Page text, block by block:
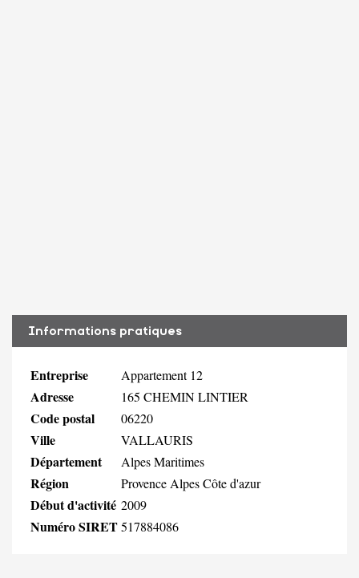
Informations pratiques
Entreprise Appartement 12
Adresse 165 CHEMIN LINTIER
Code postal 06220
Ville VALLAURIS
Département Alpes Maritimes
Région Provence Alpes Côte d'azur
Début d'activité 2009
Numéro SIRET517884086